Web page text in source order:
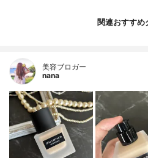
関連おすすめ
美容ブロガー
nana